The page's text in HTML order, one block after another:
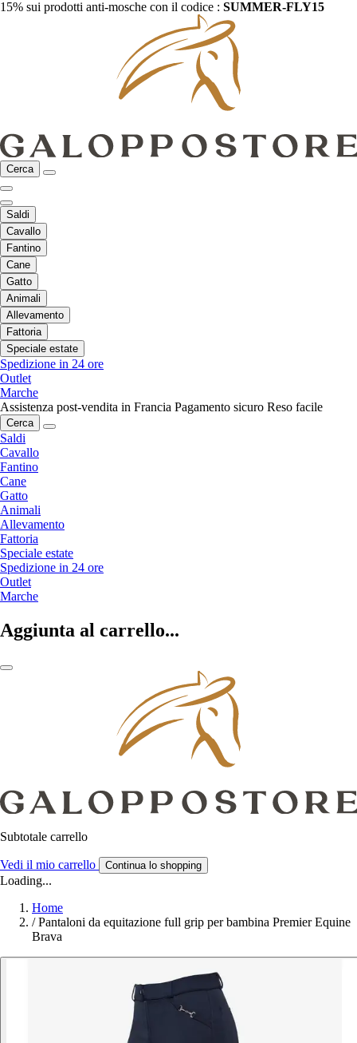
15% sui prodotti anti-mosche con il codice : SUMMER-FLY15
Cerca
Saldi
Cavallo
Fantino
Cane
Gatto
Animali
Allevamento
Fattoria
Speciale estate
Spedizione in 24 ore
Outlet
Marche
Assistenza post-vendita in Francia Pagamento sicuro Reso facile
Cerca
Saldi
Cavallo
Fantino
Cane
Gatto
Animali
Allevamento
Fattoria
Speciale estate
Spedizione in 24 ore
Outlet
Marche
Aggiunta al carrello...
Subtotale carrello
Vedi il mio carrello Continua lo shopping
Loading...
Home
/ Pantaloni da equitazione full grip per bambina Premier Equine
Brava